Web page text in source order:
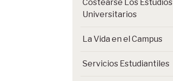
Costearse Los Estudios
Universitarios
La Vida en el Campus
Servicios Estudiantiles